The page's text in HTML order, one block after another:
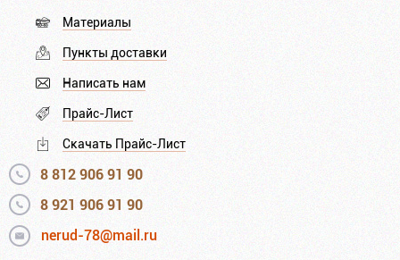
Материалы
Пункты доставки
Написать нам
Прайс-Лист
Скачать Прайс-Лист
8 812 906 91 90
8 921 906 91 90
nerud-78@mail.ru